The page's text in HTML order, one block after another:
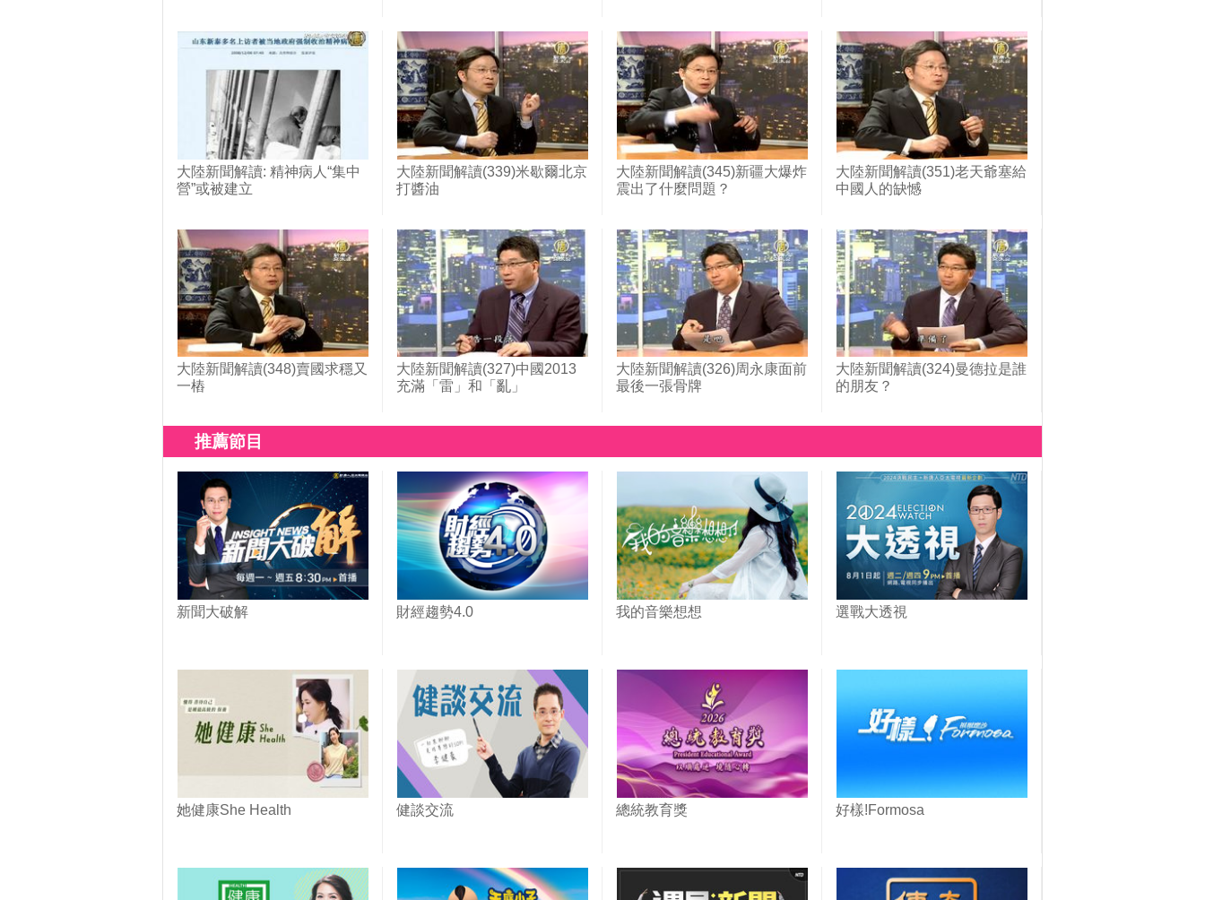
大陸新聞解讀: 精神病人“集中
營”或被建立
大陸新聞解讀(339)米歇爾北京
打醬油
大陸新聞解讀(345)新疆大爆炸
震出了什麼問題？
大陸新聞解讀(351)老天爺塞給
中國人的缺憾
大陸新聞解讀(348)賣國求穩又
一樁
大陸新聞解讀(327)中國2013
充滿「雷」和「亂」
大陸新聞解讀(326)周永康面前
最後一張骨牌
大陸新聞解讀(324)曼德拉是誰
的朋友？
推薦節目
新聞大破解 財經趨勢4.0 我的音樂想想 選戰大透視
她健康She Health 健談交流 總統教育獎 好樣!Formosa